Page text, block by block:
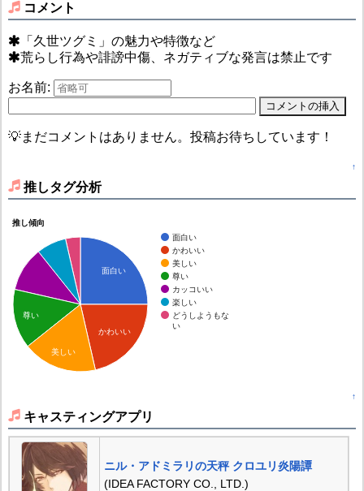
コメント
「久世ツグミ」の魅力や特徴など
荒らし行為や誹謗中傷、ネガティブな発言は禁止です
お名前:
💡まだコメントはありません。投稿お待ちしています！
↑
推しタグ分析
推し傾向
面白い
かわいい
美しい
尊い
カッコいい
楽しい
どうしようもな
い
面白い
かわいい
尊い
美しい
↑
キャスティングアプリ
ニル・アドミラリの天秤 クロユリ炎陽譚
(IDEA FACTORY CO., LTD.)